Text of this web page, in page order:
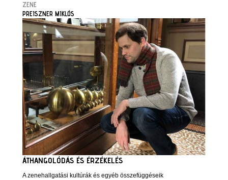
ZENE
PREISZNER MIKLÓS
ÁTHANGOLÓDÁS ÉS ÉRZÉKELÉS
A zenehallgatási kultúrák és egyéb összefüggéseik